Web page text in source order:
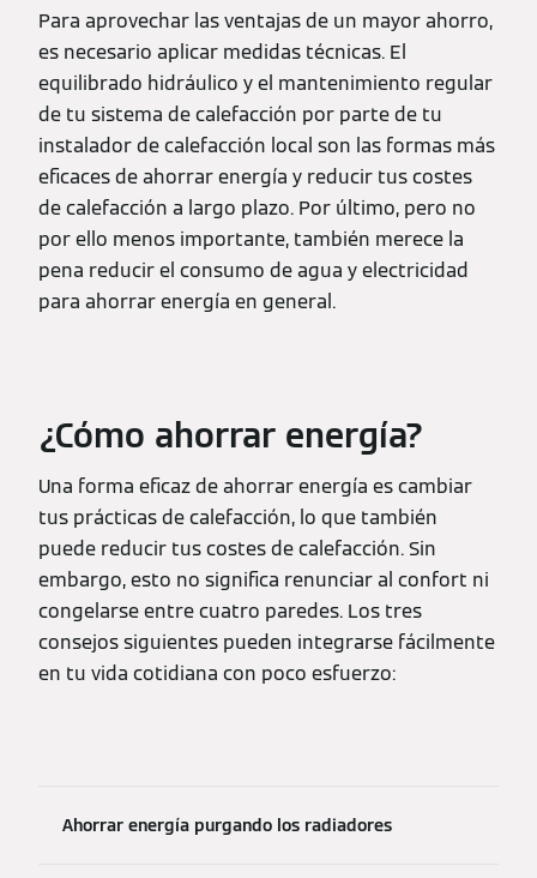
Para aprovechar las ventajas de un mayor ahorro,
es necesario aplicar medidas técnicas. El
equilibrado hidráulico y el mantenimiento regular
de tu sistema de calefacción por parte de tu
instalador de calefacción local son las formas más
eficaces de ahorrar energía y reducir tus costes
de calefacción a largo plazo. Por último, pero no
por ello menos importante, también merece la
pena reducir el consumo de agua y electricidad
para ahorrar energía en general.
¿Cómo ahorrar energía?
Una forma eficaz de ahorrar energía es cambiar
tus prácticas de calefacción, lo que también
puede reducir tus costes de calefacción. Sin
embargo, esto no significa renunciar al confort ni
congelarse entre cuatro paredes. Los tres
consejos siguientes pueden integrarse fácilmente
en tu vida cotidiana con poco esfuerzo:
Ahorrar energía purgando los radiadores